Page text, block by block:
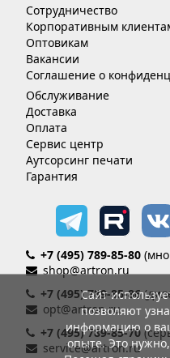
Сотрудничество
Корпоративным
Оптовикам
Вакансии
Соглашение о
Обслуживание
Доставка
Оплата
Сервис центр
Аутсорсинг печати
Гарантия
+7 (495) 789-85-80
shop@artron.ru
+7 (495) 789-85-86
opt@artron.ru
+7 (495) 789-85-70
service@artron.ru
Сайт
позволяют
информацию о
опыте. Это